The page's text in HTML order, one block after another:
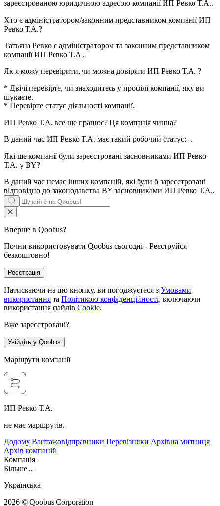
зареєстрованою юридичною адресою компаніїИП Ревко Т.А..
Хто є адміністратором/законним представником компаніїИП
Ревко Т.А.?
Татьяна Ревко є адміністратором та законним представником
компанії ИП Ревко Т.А..
Як я можу перевірити, чи можна довіряти ИП Ревко Т.А. ?
* Двічі перевірте, чи знаходитесь у профілі компанії, яку ви
шукаєте.
* Перевірте статус діяльності компанії.
ИП Ревко Т.А. все ще працює? Ця компанія чинна?
В даний час ИП Ревко Т.А. має такий робочий статус: -.
Які ще компанії були зареєстровані засновниками ИП Ревко
Т.А. у BY?
В даний час немає інших компаній, які були б зареєстровані
відповідно до законодавства BY засновниками ИП Ревко Т.А..
Вперше в Qoobus?
Почни використовувати Qoobus сьогодні - Реєструйся
безкоштовно!
Реєстрація
Натискаючи на цю кнопку, ви погоджуєтеся з Умовами
використання та Політикою конфіденційності, включаючи
використання файлів Cookie.
Вже зареєстровані?
Увійдіть у Qoobus
Маршрути компанії
ИП Ревко Т.А.
не має маршрутів.
Додому Вантажовідправники Перевізники Архівна митниця
Архів компаній
Компанія
Більше...
Українська
2026 © Qoobus Corporation